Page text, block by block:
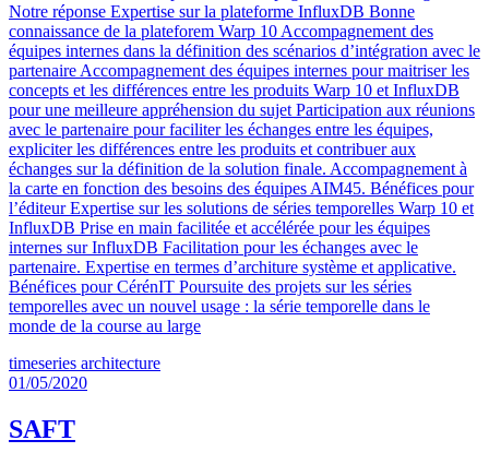
Notre réponse Expertise sur la plateforme InfluxDB Bonne
connaissance de la plateforem Warp 10 Accompagnement des
équipes internes dans la définition des scénarios d’intégration avec le
partenaire Accompagnement des équipes internes pour maitriser les
concepts et les différences entre les produits Warp 10 et InfluxDB
pour une meilleure appréhension du sujet Participation aux réunions
avec le partenaire pour faciliter les échanges entre les équipes,
expliciter les différences entre les produits et contribuer aux
échanges sur la définition de la solution finale. Accompagnement à
la carte en fonction des besoins des équipes AIM45. Bénéfices pour
l’éditeur Expertise sur les solutions de séries temporelles Warp 10 et
InfluxDB Prise en main facilitée et accélérée pour les équipes
internes sur InfluxDB Facilitation pour les échanges avec le
partenaire. Expertise en termes d’architure système et applicative.
Bénéfices pour CérénIT Poursuite des projets sur les séries
temporelles avec un nouvel usage : la série temporelle dans le
monde de la course au large
timeseries architecture
01/05/2020
SAFT